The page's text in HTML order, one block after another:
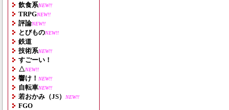
飲食系NEW!!
TRPGNEW!!
評論NEW!!
とびものNEW!!
鉄道
技術系NEW!!
すごーい！
△NEW!!
響け！ NEW!!
自転車NEW!!
若おかみ（JS） NEW!!
FGO